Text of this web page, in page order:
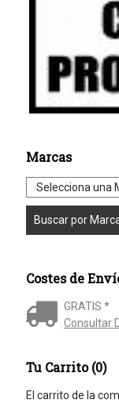
Marcas
Costes de
GRATIS *
Consultar
Tu Carrito (0)
El carrito de la